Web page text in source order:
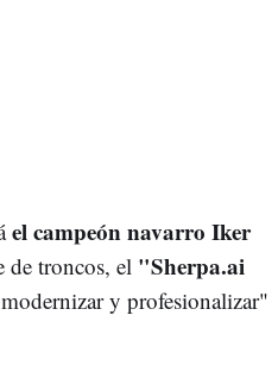
el campeón navarro Iker
de troncos, el "Sherpa.ai
y profesionalizar"